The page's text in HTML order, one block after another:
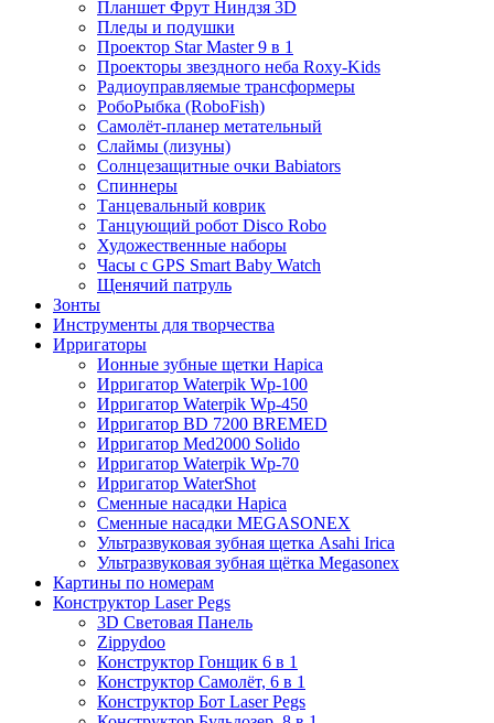
Планшет Фрут Ниндзя 3D
Пледы и подушки
Проектор Star Master 9 в 1
Проекторы звездного неба Roxy-Kids
Радиоуправляемые трансформеры
РобоРыбка (RoboFish)
Самолёт-планер метательный
Слаймы (лизуны)
Солнцезащитные очки Babiators
Спиннеры
Танцевальный коврик
Танцующий робот Disco Robo
Художественные наборы
Часы с GPS Smart Baby Watch
Щенячий патруль
Зонты
Инструменты для творчества
Ирригаторы
Ионные зубные щетки Hapica
Ирригатор Waterpik Wp-100
Ирригатор Waterpik Wp-450
Ирригатор BD 7200 BREMED
Ирригатор Med2000 Solido
Ирригатор Waterpik Wp-70
Ирригатор WaterShot
Сменные насадки Hapica
Сменные насадки MEGASONEX
Ультразвуковая зубная щетка Asahi Irica
Ультразвуковая зубная щётка Megasonex
Картины по номерам
Конструктор Laser Pegs
3D Световая Панель
Zippydoo
Конструктор Гонщик 6 в 1
Конструктор Cамолёт, 6 в 1
Конструктор Бот Laser Pegs